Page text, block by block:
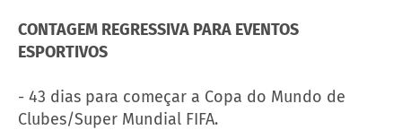
CONTAGEM REGRESSIVA PARA EVENTOS
ESPORTIVOS
- 43 dias para começar a Copa do Mundo de
Clubes/Super Mundial FIFA.